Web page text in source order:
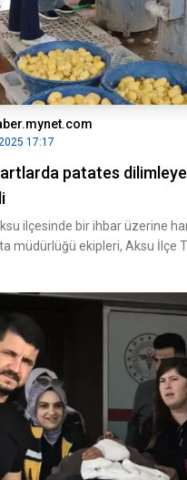
17:17
patates
ilçesinde bir ihbar üzerine
müdürlüğü ekipleri, Aksu İlçe